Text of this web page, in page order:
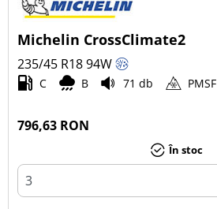
Tip autovehicul
Toate tipurile (27)
Autoturism (27)
SUV (0)
Camionetă (0)
Rulotă autopropulsată (0)
Michelin CrossClimate2
235/45 R1894W
C B 71 db PMSF
796,63 RON
În stoc